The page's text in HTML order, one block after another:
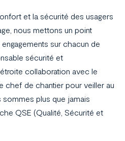
et la sécurité des usagers
nous mettons un point
sur chacun de
sécurité et
collaboration avec le
chef de chantier pour veiller au
plus que jamais
QSE (Qualité, Sécurité et